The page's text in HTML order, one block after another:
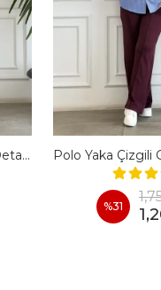
Polo Yaka Çizgili Gömlek Detaylı Kısa Kollu Takım - SIYAH
%31